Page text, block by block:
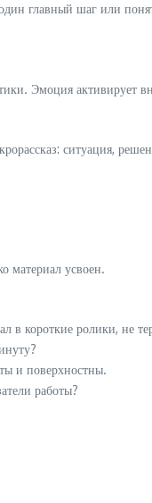
главный шаг или
Эмоция активирует
ситуация,
материал усвоен.
короткие ролики, не
и поверхностны.
работы?